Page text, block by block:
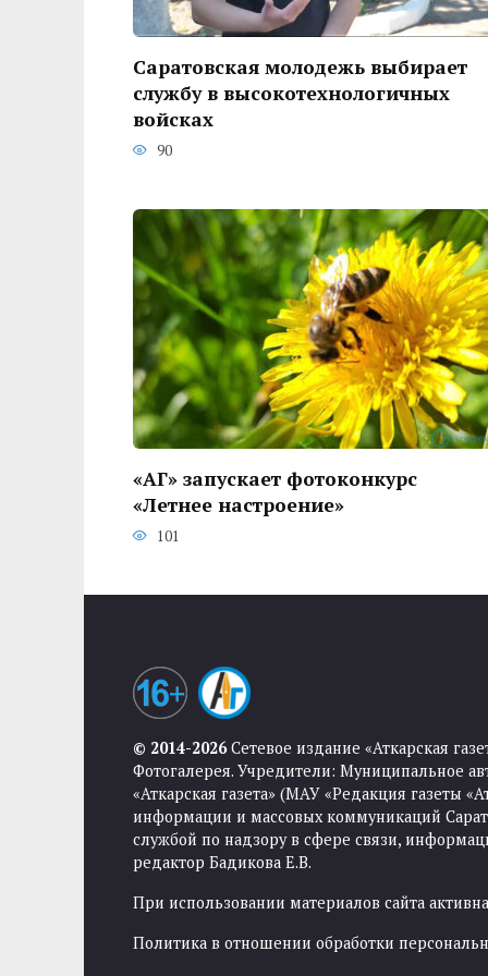
Саратовская молодежь выбирает
службу в высокотехнологичных
войсках
90
«АГ» запускает фотоконкурс
«Летнее настроение»
101
© 2014-2026Сетевое издание «Аткарская
Фотогалерея. Учредители: Муниципальное
«Аткарская газета» (МАУ «Редакция газеты
информации и массовых коммуникаций
службой по надзору в сфере связи,
редактор Бадикова Е.В.
При использовании материалов сайта
Политика в отношении обработки